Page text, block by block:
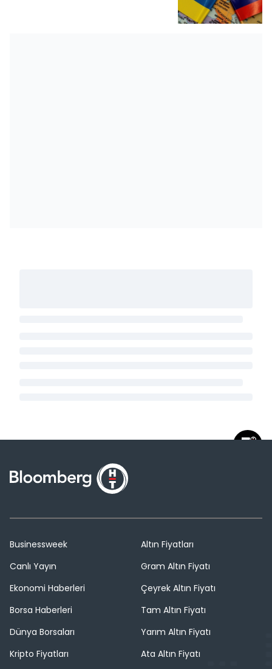
Businessweek
Canlı Yayın
Ekonomi Haberleri
Borsa Haberleri
Dünya Borsaları
Kripto Fiyatları
Altın Fiyatları
Gram Altın Fiyatı
Çeyrek Altın Fiyatı
Tam Altın Fiyatı
Yarım Altın Fiyatı
Ata Altın Fiyatı